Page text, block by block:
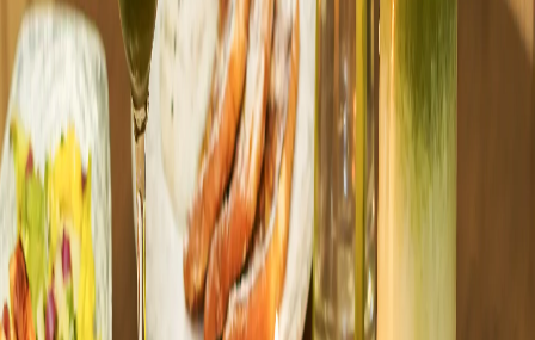
Belleville et son offre asiatique riche mais
limitee sur le bubble tea
Le quartier Belleville (entre 19e, 20e, 11e et 10e) est un des plus
diverses de Paris en restauration asiatique : cantines chinoises du
Wenzhou, traiteurs vietnamiens, supermarches asiatiques. Mais sur
le creneau bubble tea artisanal taiwanais, le quartier reste sous-
equipe. La plupart des bubble tea shops du secteur sont des chaines
a perles industrielles. MAISON LE TE
, au 136 rue Saint-Maur, a 10
minutes a pied de la rue de Belleville, est l'adresse qui change la
donne.
L'itineraire depuis Belleville